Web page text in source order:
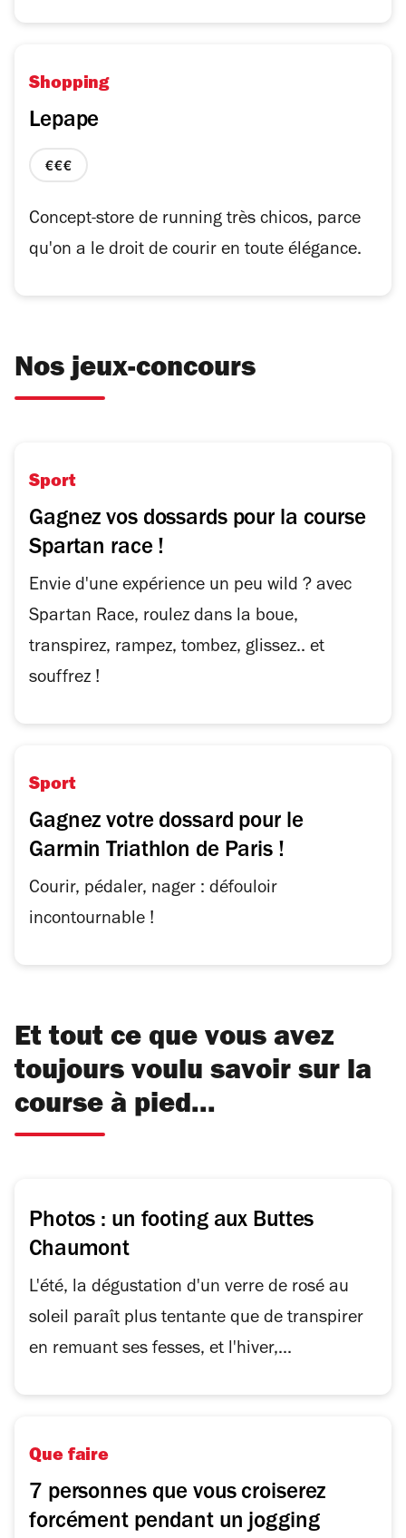
Shopping
Lepape
prix
sur
Concept-store de running très chicos, parce
qu'on a le droit de courir en toute élégance.
Nos jeux-concours
Sport
Gagnez vos dossards pour la course
Spartan race !
Envie d'une expérience un peu wild ? avec
Spartan Race, roulez dans la boue,
transpirez, rampez, tombez, glissez.. et
souffrez !
Sport
Gagnez votre dossard pour le
Garmin Triathlon de Paris !
Courir, pédaler, nager : défouloir
incontournable !
Et tout ce que vous avez
toujours voulu savoir sur la
course à pied...
Photos : un footing aux Buttes
Chaumont
L'été, la dégustation d'un verre de rosé au
soleil paraît plus tentante que de transpirer
en remuant ses fesses, et l'hiver,...
Que faire
7 personnes que vous croiserez
forcément pendant un jogging